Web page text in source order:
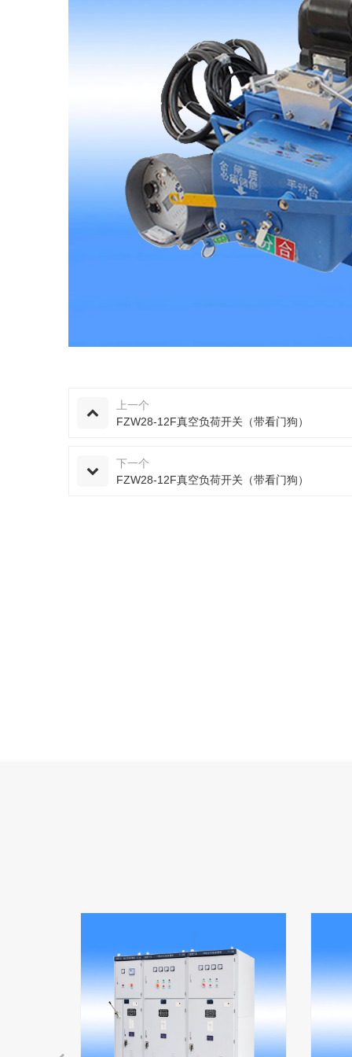
上一个
FZW28-12F真空负荷开关（带看门狗）
下一个
FZW28-12F真空负荷开关（带看门狗）